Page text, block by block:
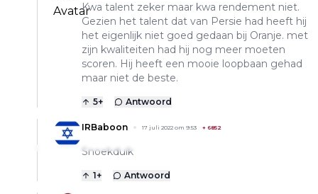
Kwa talent zeker maar kwa rendement niet.
Gezien het talent dat van Persie had heeft hij
het eigenlijk niet goed gedaan bij Oranje. met
zijn kwaliteiten had hij nog meer moeten
scoren. Hij heeft een mooie loopbaan gehad
maar niet de beste.
5+ Antwoord
IRBaboon 17 juli 2022 om 9:53 + 6852
Snoekduik
1+ Antwoord